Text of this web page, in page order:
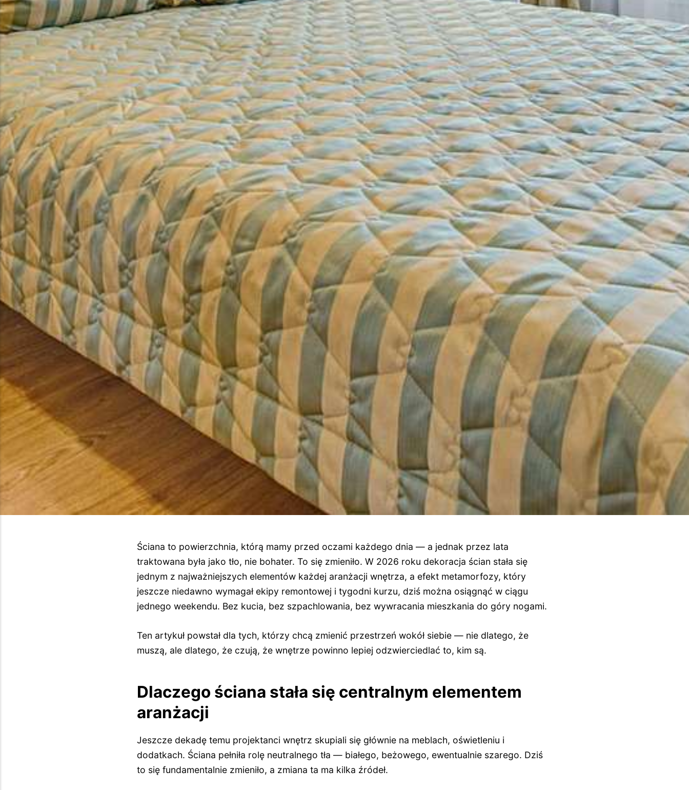
Ściana to powierzchnia, którą mamy przed oczami każdego dnia — a jednak przez lata
traktowana była jako tło, nie bohater. To się zmieniło. W 2026 roku dekoracja ścian stała się
jednym z najważniejszych elementów każdej aranżacji wnętrza, a efekt metamorfozy, który
jeszcze niedawno wymagał ekipy remontowej i tygodni kurzu, dziś można osiągnąć w ciągu
jednego weekendu. Bez kucia, bez szpachlowania, bez wywracania mieszkania do góry nogami.
Ten artykuł powstał dla tych, którzy chcą zmienić przestrzeń wokół siebie — nie dlatego, że
muszą, ale dlatego, że czują, że wnętrze powinno lepiej odzwierciedlać to, kim są.
Dlaczego ściana stała się centralnym elementem
aranżacji
Jeszcze dekadę temu projektanci wnętrz skupiali się głównie na meblach, oświetleniu i
dodatkach. Ściana pełniła rolę neutralnego tła — białego, beżowego, ewentualnie szarego. Dziś
to się fundamentalnie zmieniło, a zmiana ta ma kilka źródeł.